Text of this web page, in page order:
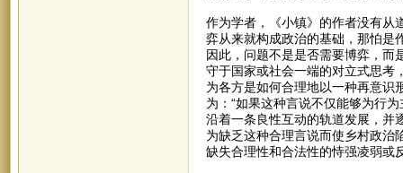
作为学者，《小镇》的作者没有从
弈从来就构成政治的基础，那怕是
因此，问题不是是否需要博弈，而
守于国家或社会一端的对立式思考
为各方是如何合理地以一种再意识
为：“如果这种言说不仅能够为行
沿着一条良性互动的轨道发展，并
为缺乏这种合理言说而使乡村政治
缺失合理性和合法性的恃强凌弱或